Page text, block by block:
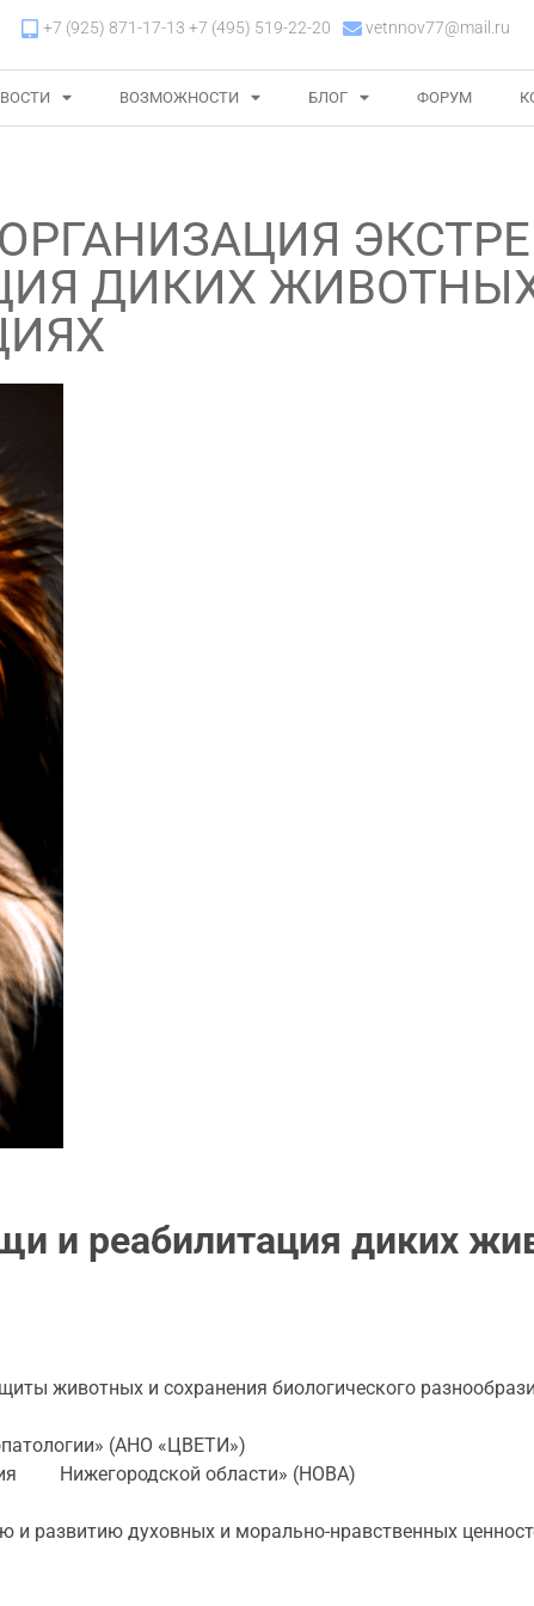
+7 (925) 871-17-13 +7 (495) 519-22-20 vetnnov77@mail.ru
ВОЗМОЖНОСТИ БЛОГ ФОРУМ
ОРГАНИЗАЦИЯ
ДИКИХ
и реабилитация диких
животных и сохранения биологического
(АНО «ЦВЕТИ»)
Нижегородской области» (НОВА)
развитию духовных и морально-нравственных